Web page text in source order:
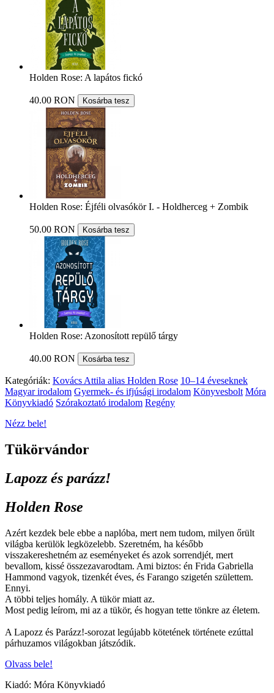
Holden Rose: A lapátos fickó
40.00 RON Kosárba tesz
Holden Rose: Éjféli olvasókör I. - Holdherceg + Zombik
50.00 RON Kosárba tesz
Holden Rose: Azonosított repülő tárgy
40.00 RON Kosárba tesz
Kategóriák: Kovács Attila alias Holden Rose 10–14 éveseknek
Magyar irodalom Gyermek- és ifjúsági irodalom Könyvesbolt Móra
Könyvkiadó Szórakoztató irodalom Regény
Nézz bele!
Tükörvándor
Lapozz és parázz!
Holden Rose
Azért kezdek bele ebbe a naplóba, mert nem tudom, milyen őrült
világba kerülök legközelebb. Szeretném, ha később
visszakereshetném az eseményeket és azok sorrendjét, mert
bevallom, kissé összezavarodtam. Ami biztos: én Frida Gabriella
Hammond vagyok, tizenkét éves, és Farango szigetén születtem.
Ennyi.
A többi teljes homály. A tükör miatt az.
Most pedig leírom, mi az a tükör, és hogyan tette tönkre az életem.
A Lapozz és Parázz!-sorozat legújabb kötetének története ezúttal
párhuzamos világokban játszódik.
Olvass bele!
Kiadó: Móra Könyvkiadó